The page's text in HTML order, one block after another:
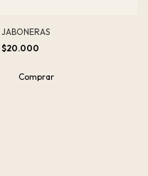
JABONERAS
$20.000
Comprar